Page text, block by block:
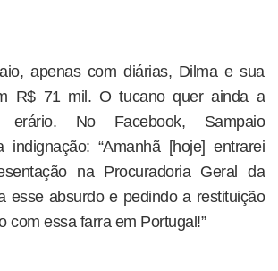
apenas com diárias, Dilma e sua
R$ 71 mil. O tucano quer ainda a
erário. No Facebook, Sampaio
indignação: “Amanhã [hoje] entrarei
na Procuradoria Geral da
esse absurdo e pedindo a restituição
com essa farra em Portugal!”